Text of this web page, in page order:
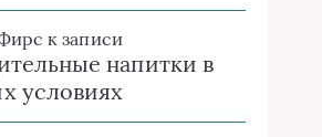
к записи
напитки в
условиях